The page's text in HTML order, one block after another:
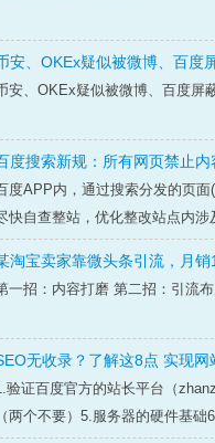
安、OKEx疑似被微博、百度
安、OKEx疑似被微博、百度屏
度搜索新规：所有网页禁止内
度APP内，通过搜索分发的页
快自查整站，优化整改站点内
淘宝卖家靠微头条引流，月
一招：内容打磨 第二招：引流
无收录？了解这8点 实现网
验证百度官方的站长平台（
（两个不要）5.服务器的硬件基